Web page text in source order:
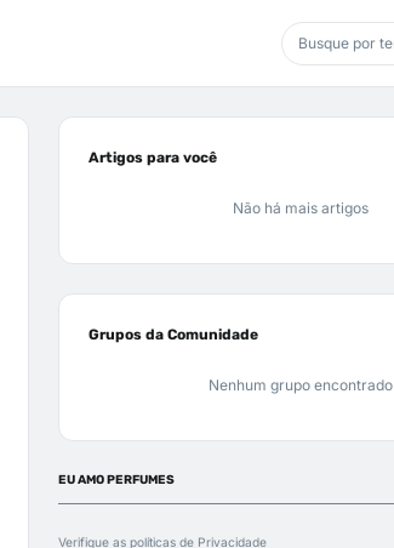
Artigos para você
Não há mais artigos
Grupos da Comunidade
Nenhum grupo encontrado
EU AMO PERFUMES
Verifique as políticas de Privacidade